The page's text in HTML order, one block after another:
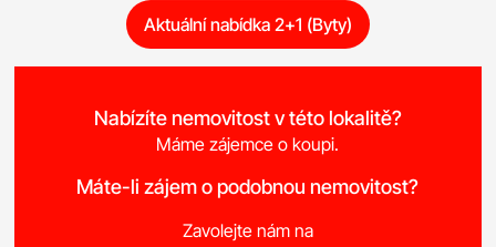
Aktuální nabídka 2+1 (Byty)
Nabízíte nemovitost v této lokalitě?
Máme zájemce o koupi.
Máte-li zájem o podobnou nemovitost?
Zavolejte nám na